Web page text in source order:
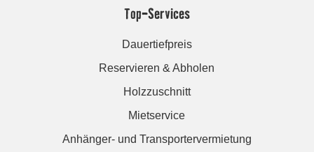
Top-Services
Dauertiefpreis
Reservieren & Abholen
Holzzuschnitt
Mietservice
Anhänger- und Transportervermietung